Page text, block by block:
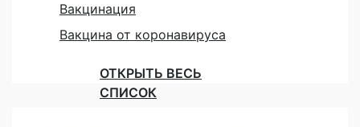
Вакцинация
Вакцина от коронавируса
ОТКРЫТЬ ВЕСЬ
СПИСОК